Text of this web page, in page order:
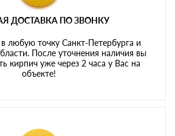
ДОСТАВКА ПО ЗВОНКУ
любую точку Санкт-Петербурга и
После уточнения наличия вы
кирпич уже через 2 часа у Вас на
объекте!